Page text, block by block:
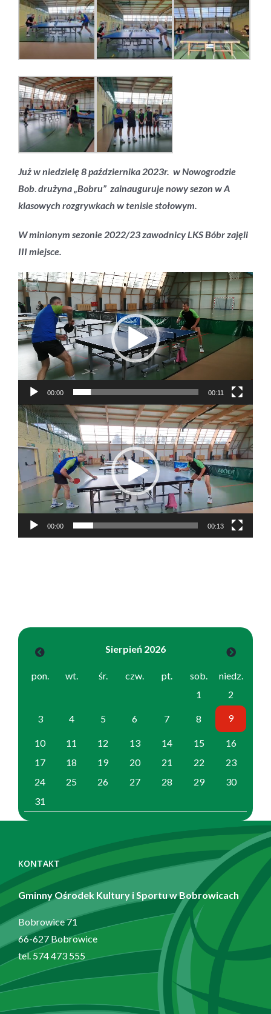
Już w niedzielę 8 października 2023r. w Nowogrodzie
Bob.drużyna „Bobru” zainauguruje nowy sezon w A
klasowych rozgrywkach w tenisie stołowym.
W minionym sezonie 2022/23 zawodnicy LKS Bóbr zajęli
III miejsce.
Odtwarzacz
video
00:00 00:11
Odtwarzacz
video
00:00 00:13
Sierpień 2026
pon. wt. śr. czw. pt. sob.
niedz.
1
2
3 4 5 6 7 8 9
10 11 12 13 14 15
16
17
18 19 20 21 22
23
24
25 26 27 28 29
30
31
również
KONTAKT
Gminny Ośrodek Kultury i Sportu w Bobrowicach
Bobrowice 71
66-627 Bobrowice
tel. 574 473 555